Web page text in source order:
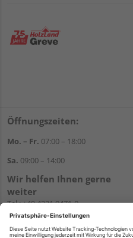
Öffnungszeiten:
Mo. – Fr. 07:00 – 18:00
Sa. 09:00 – 14:00
Wir helfen Ihnen gerne
weiter
Tel.:+49 4321 9471-0
E-Mail:shop@holzland-greve.de